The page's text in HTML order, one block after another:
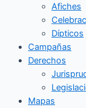
Afiches
Dípticos
Campañas
Derechos
Mapas